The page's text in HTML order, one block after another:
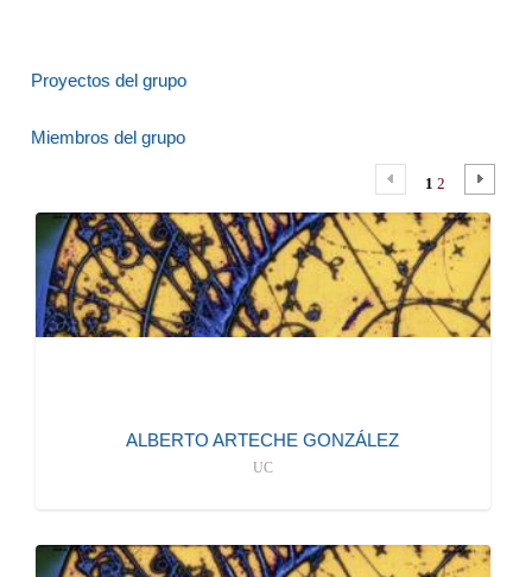
Proyectos del grupo
Miembros del grupo
1 2
ALBERTO ARTECHE GONZÁLEZ
UC
942206737
011
arteche@ifca.unican.es
INVESTIGADOR/A